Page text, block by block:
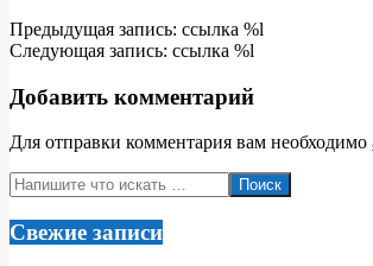
2025-
04-
Предыдущая запись: ссылка %l
Следующая запись: ссылка %l
Добавить комментарий
Для отправки комментария вам необходимо
Поиск
Свежие записи